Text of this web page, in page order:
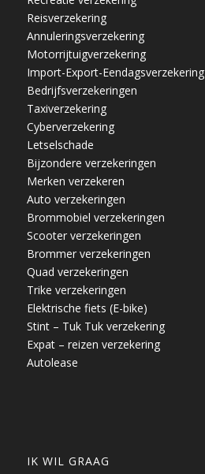
Reisverzekering
Annuleringsverzekering
Motorrijtuigverzekering
Import-Export-Eendagsverzekering
Bedrijfsverzekeringen
Taxiverzekering
Cyberverzekering
Letselschade
Bijzondere verzekeringen
Merken verzekeren
Auto verzekeringen
Brommobiel verzekeringen
Scooter verzekeringen
Brommer verzekeringen
Quad verzekeringen
Trike verzekeringen
Elektrische fiets (E-bike)
Stint – Tuk Tuk verzekering
Expat – reizen verzekering
Autolease
IK WIL GRAAG